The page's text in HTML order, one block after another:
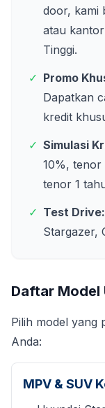
door, kami
atau
Tinggi.
✓ Promo
Dapatkan
kredit
✓ Simulasi
10%,
tenor 1
✓ Test Drive:
Stargazer,
Daftar Model
Pilih model yang
Anda:
MPV & SUV